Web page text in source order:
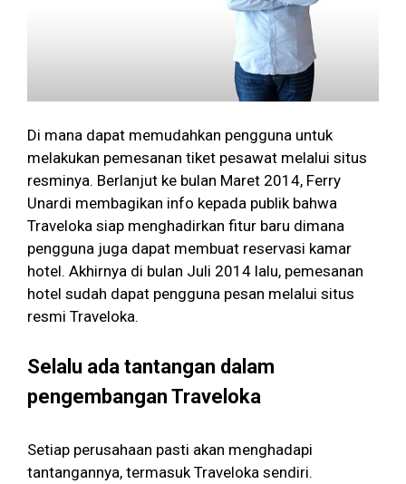
Di mana dapat memudahkan pengguna untuk
melakukan pemesanan tiket pesawat melalui situs
resminya. Berlanjut ke bulan Maret 2014, Ferry
Unardi membagikan info kepada publik bahwa
Traveloka siap menghadirkan fitur baru dimana
pengguna juga dapat membuat reservasi kamar
hotel. Akhirnya di bulan Juli 2014 lalu, pemesanan
hotel sudah dapat pengguna pesan melalui situs
resmi Traveloka.
Selalu ada tantangan dalam
pengembangan Traveloka
Setiap perusahaan pasti akan menghadapi
tantangannya, termasuk Traveloka sendiri.